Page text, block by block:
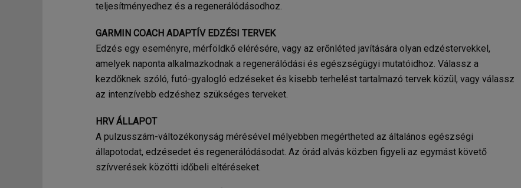
teljesítményedhez és a regenerálódásodhoz.
GARMIN COACH ADAPTÍV EDZÉSI TERVEK
Edzés egy eseményre, mérföldkő elérésére, vagy az erőnléted javítására olyan edzéstervekkel,
amelyek naponta alkalmazkodnak a regenerálódási és egészségügyi mutatóidhoz. Válassz a
kezdőknek szóló, futó-gyalogló edzéseket és kisebb terhelést tartalmazó tervek közül, vagy válassz
az intenzívebb edzéshez szükséges terveket.
HRV ÁLLAPOT
A pulzusszám-változékonyság mérésével mélyebben megértheted az általános egészségi
állapotodat, edzésedet és regenerálódásodat. Az órád alvás közben figyeli az egymást követő
szívverések közötti időbeli eltéréseket.